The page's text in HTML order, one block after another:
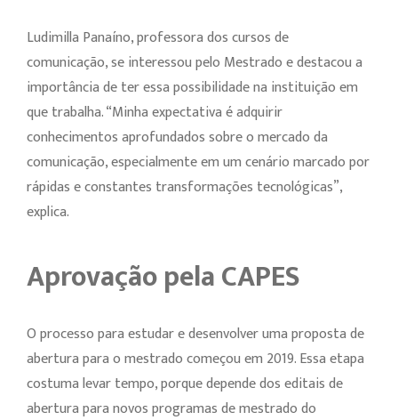
Ludimilla Panaíno, professora dos cursos de
comunicação, se interessou pelo Mestrado e destacou a
importância de ter essa possibilidade na instituição em
que trabalha. “Minha expectativa é adquirir
conhecimentos aprofundados sobre o mercado da
comunicação, especialmente em um cenário marcado por
rápidas e constantes transformações tecnológicas”,
explica.
Aprovação pela CAPES
O processo para estudar e desenvolver uma proposta de
abertura para o mestrado começou em 2019. Essa etapa
costuma levar tempo, porque depende dos editais de
abertura para novos programas de mestrado do